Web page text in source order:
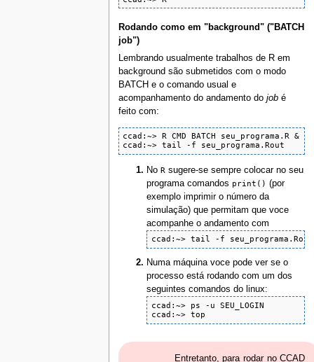
Rodando como em "background" ("BATCH
job")
Lembrando usualmente trabalhos de R em
background são submetidos com o modo
BATCH e o comando usual e
acompanhamento do andamento do jobé
feito com:
ccad:~> R CMD BATCH seu_programa.R &
ccad:~> tail -f seu_programa.Rout
NoR sugere-se sempre colocar no seu
programa comandos print() (por
exemplo imprimir o número da
simulação) que permitam que voce
acompanhe o andamento com
ccad:~> tail -f seu_programa.Rout
Numa máquina voce pode ver se o
processo está rodando com um dos
seguintes comandos do linux:
ccad:~> ps -u SEU_LOGIN
ccad:~> top
Entretanto, para rodar no CCAD